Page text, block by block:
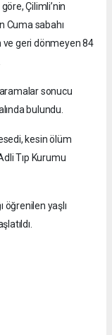
Çilimli’nin
Cuma sabahı
ve geri dönmeyen 84
sonucu
bulundu.
kesin ölüm
Tıp Kurumu
öğrenilen yaşlı